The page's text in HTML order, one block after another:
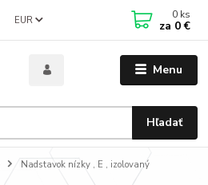
Menu
EUR
Hľadať
0 ks
za 0 €
Nadstavok nízky , E , izolovaný